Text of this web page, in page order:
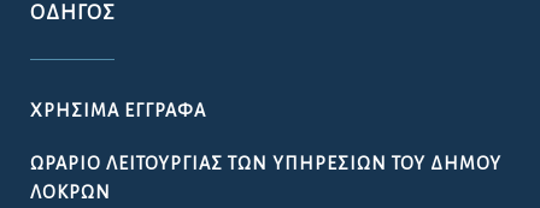
ΟΔΗΓΌΣ
ΧΡΉΣΙΜΑ ΈΓΓΡΑΦΑ
ΩΡΆΡΙΟ ΛΕΙΤΟΥΡΓΊΑΣ ΤΩΝ ΥΠΗΡΕΣΙΏΝ ΤΟΥ ΔΉΜΟΥ
ΛΟΚΡΏΝ